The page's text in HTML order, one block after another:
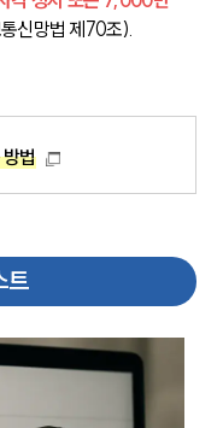
향
룹 업무
신망법 제70조).
법
트